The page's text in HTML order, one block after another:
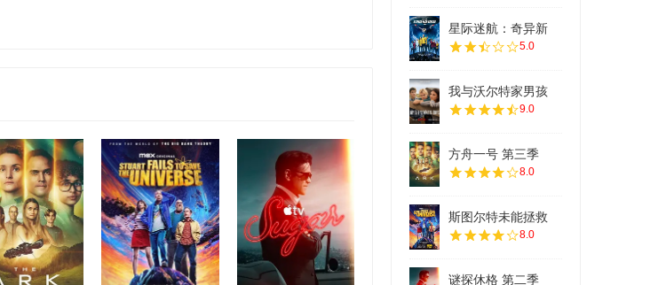
星际迷航：奇异新
5.0
我与沃尔特家男孩
9.0
方舟一号 第三季
8.0
斯图尔特未能拯救
8.0
谜探休格 第二季